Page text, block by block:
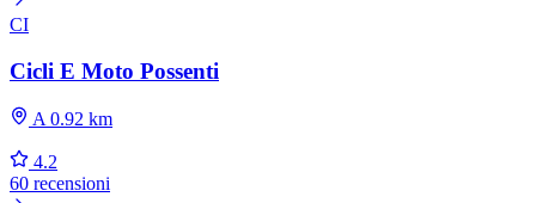
CI
Cicli E Moto Possenti
A 0.92 km
4.2
60 recensioni